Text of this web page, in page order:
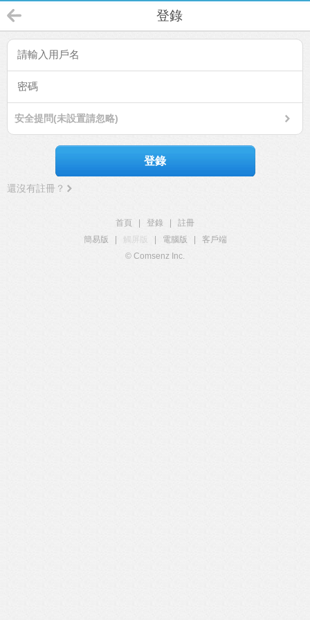
登錄
安全提問(未設置請忽略)
登錄
還沒有註冊？
首頁 登錄
註冊
簡易版
觸屏版 電腦版
客戶端
© Comsenz Inc.